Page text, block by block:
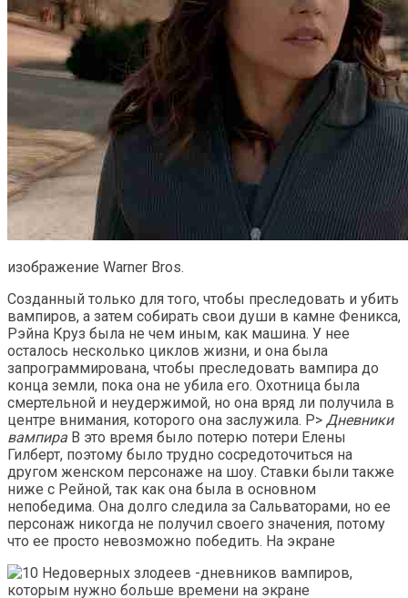
изображение Warner Bros.
Созданный только для того, чтобы преследовать и убить
вампиров, а затем собирать свои души в камне Феникса,
Рэйна Круз была не чем иным, как машина. У нее
осталось несколько циклов жизни, и она была
запрограммирована, чтобы преследовать вампира до
конца земли, пока она не убила его. Охотница была
смертельной и неудержимой, но она вряд ли получила в
центре внимания, которого она заслужила. P> Дневники
вампира В это время было потерю потери Елены
Гилберт, поэтому было трудно сосредоточиться на
другом женском персонаже на шоу. Ставки были также
ниже с Рейной, так как она была в основном
непобедима. Она долго следила за Сальваторами, но ее
персонаж никогда не получил своего значения, потому
что ее просто невозможно победить. На экране